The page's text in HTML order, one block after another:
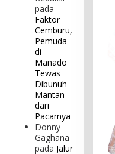
pada
Faktor
Cemburu,
Pemuda
di
Manado
Tewas
Dibunuh
Mantan
dari
Pacarnya
Donny
Gaghana
pada Jalur